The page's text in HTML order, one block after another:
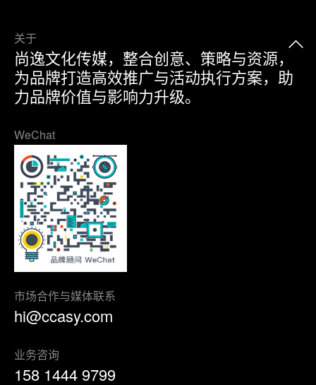
关于
尚逸文化传媒，整合创意、策略与资源，
为品牌打造高效推广与活动执行方案，助
力品牌价值与影响力升级。
WeChat
市场合作与媒体联系
hi@ccasy.com
业务咨询
158 1444 9799